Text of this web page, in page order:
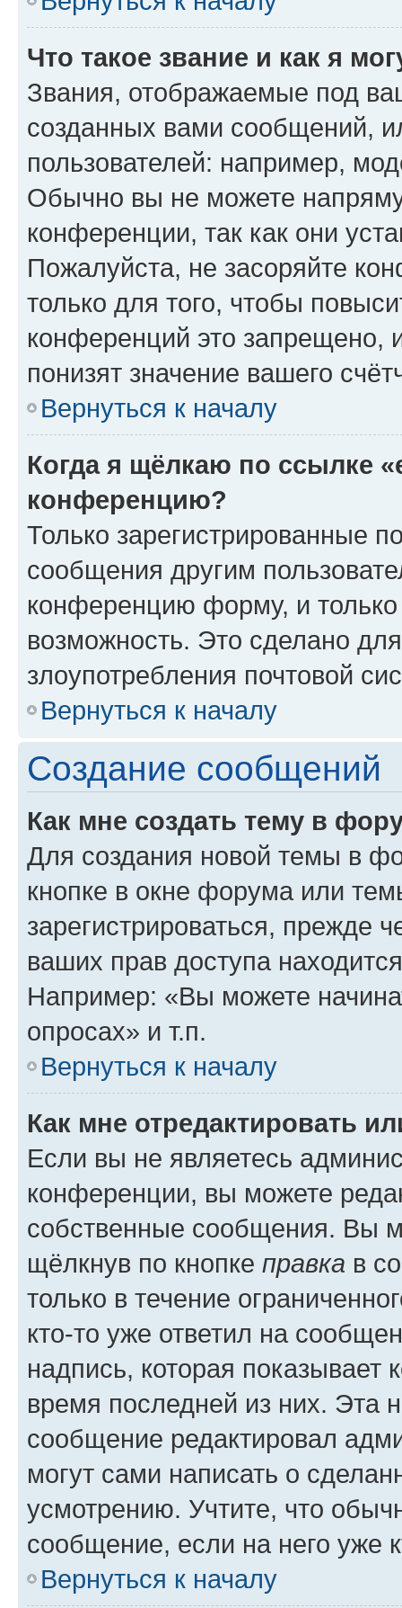
Что такое звание и как я
Звания, отображаемые под
созданных вами сообщений,
пользователей: например,
Обычно вы не можете
конференции, так как они
Пожалуйста, не засоряйте
только для того, чтобы
конференций это запрещено,
понизят значение вашего
Вернуться к началу
Когда я щёлкаю по ссылке
конференцию?
Только зарегистрированные
сообщения другим
конференцию форму, и
возможность. Это сделано
злоупотребления почтовой
Вернуться к началу
Создание сообщений
Как мне создать тему в
Для создания новой темы в
кнопке в окне форума или
зарегистрироваться, прежде
ваших прав доступа
Например: «Вы можете
опросах» и т.п.
Вернуться к началу
Как мне отредактировать
Если вы не являетесь
конференции, вы можете
собственные сообщения. Вы
щёлкнув по кнопке правка в
только в течение
кто-то уже ответил на
надпись, которая показывает
время последней из них. Эта
сообщение редактировал
могут сами написать о
усмотрению. Учтите, что
сообщение, если на него уже
Вернуться к началу